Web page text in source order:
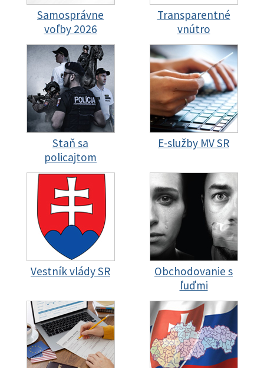
Samosprávne
voľby 2026
Transparentné
vnútro
Staň sa
policajtom
E-služby MV SR
Vestník vlády SR
Obchodovanie s
ľuďmi